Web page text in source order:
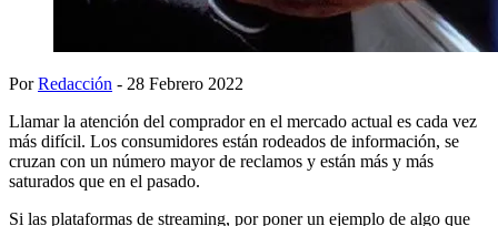
PorRedacción - 28 Febrero 2022
Llamar la atención del comprador en el mercado actual es cada vez
más difícil. Los consumidores están rodeados de información, se
cruzan con un número mayor de reclamos y están más y más
saturados que en el pasado.
Si las plataformas de streaming, por poner un ejemplo de algo que